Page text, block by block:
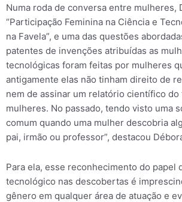
Numa roda de conversa entre mulheres,
“Participação Feminina na Ciência e
na Favela”, e uma das questões
patentes de invenções atribuídas as
tecnológicas foram feitas por mulheres
antigamente elas não tinham direito de
nem de assinar um relatório científico
mulheres. No passado, tendo visto uma
comum quando uma mulher descobria
pai, irmão ou professor”, destacou
Para ela, esse reconhecimento do papel
tecnológico nas descobertas é
gênero em qualquer área de atuação e